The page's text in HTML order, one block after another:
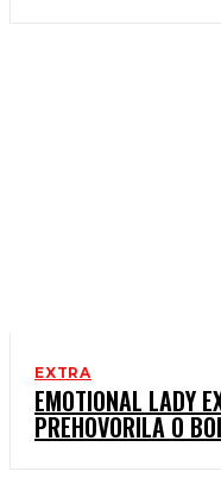
EXTRA
EMOTIONAL LADY
PREHOVORILA O